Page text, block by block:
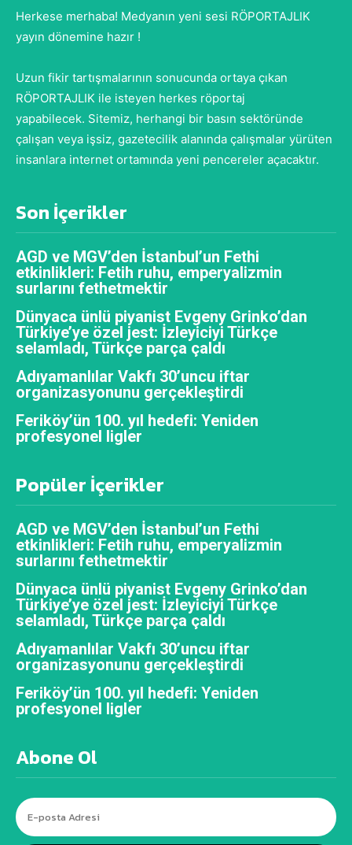
Herkese merhaba! Medyanın yeni sesi RÖPORTAJLIK
yayın dönemine hazır !
Uzun fikir tartışmalarının sonucunda ortaya çıkan
RÖPORTAJLIK ile isteyen herkes röportaj
yapabilecek. Sitemiz, herhangi bir basın sektöründe
çalışan veya işsiz, gazetecilik alanında çalışmalar yürüten
insanlara internet ortamında yeni pencereler açacaktır.
Son İçerikler
AGD ve MGV’den İstanbul’un Fethi
etkinlikleri: Fetih ruhu, emperyalizmin
surlarını fethetmektir
Dünyaca ünlü piyanist Evgeny Grinko’dan
Türkiye’ye özel jest: İzleyiciyi Türkçe
selamladı, Türkçe parça çaldı
Adıyamanlılar Vakfı 30’uncu iftar
organizasyonunu gerçekleştirdi
Feriköy’ün 100. yıl hedefi: Yeniden
profesyonel ligler
Popüler İçerikler
AGD ve MGV’den İstanbul’un Fethi
etkinlikleri: Fetih ruhu, emperyalizmin
surlarını fethetmektir
Dünyaca ünlü piyanist Evgeny Grinko’dan
Türkiye’ye özel jest: İzleyiciyi Türkçe
selamladı, Türkçe parça çaldı
Adıyamanlılar Vakfı 30’uncu iftar
organizasyonunu gerçekleştirdi
Feriköy’ün 100. yıl hedefi: Yeniden
profesyonel ligler
Abone Ol